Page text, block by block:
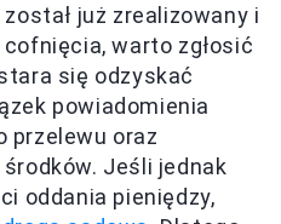
już zrealizowany i
warto zgłosić
się odzyskać
powiadomienia
przelewu oraz
Jeśli jednak
oddania pieniędzy,